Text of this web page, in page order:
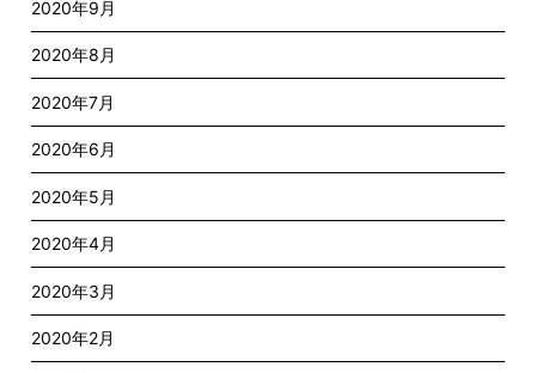
2020年9月
2020年8月
2020年7月
2020年6月
2020年5月
2020年4月
2020年3月
2020年2月